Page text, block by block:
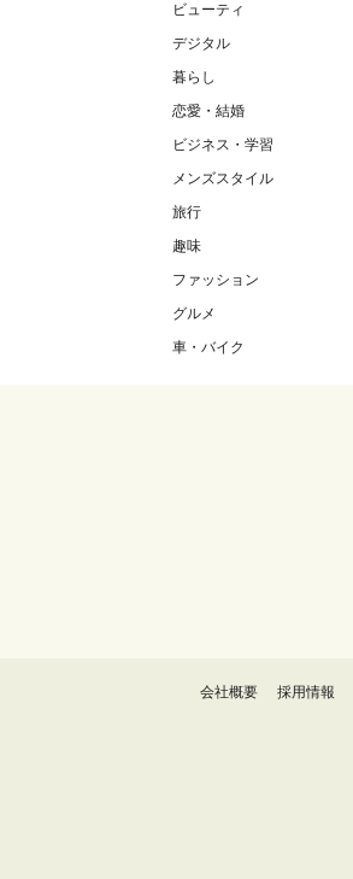
ビューティ
デジタル
暮らし
恋愛・結婚
ビジネス・学習
メンズスタイル
旅行
趣味
ファッション
グルメ
車・バイク
会社概要 採用情報